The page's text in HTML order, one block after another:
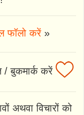
फॉलो करें»
/ बुकमार्क करें
अथवा विचारों को